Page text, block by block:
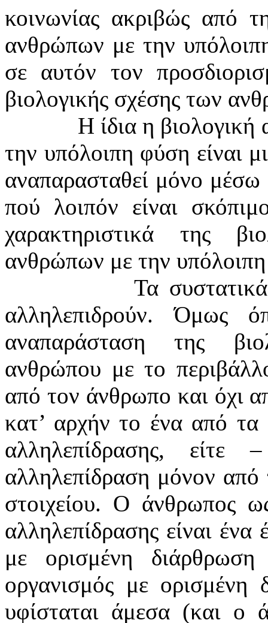
κοινωνίας ακριβώς από
ανθρώπων με την
σε αυτόν τον
βιολογικής σχέσης των
Η ίδια η
την υπόλοιπη φύση είναι
αναπαρασταθεί μόνο μέσω
πού λοιπόν είναι
χαρακτηριστικά της
ανθρώπων με την
Τα
αλληλεπιδρούν. Όμως
αναπαράσταση της
ανθρώπου με το
από τον άνθρωπο και όχι
κατ’ αρχήν το ένα από τα
αλληλεπίδρασης,
αλληλεπίδραση μόνον από
στοιχείου. Ο άνθρωπος
αλληλεπίδρασης είναι
με ορισμένη
οργανισμός με ορισμένη
υφίσταται άμεσα (και ο